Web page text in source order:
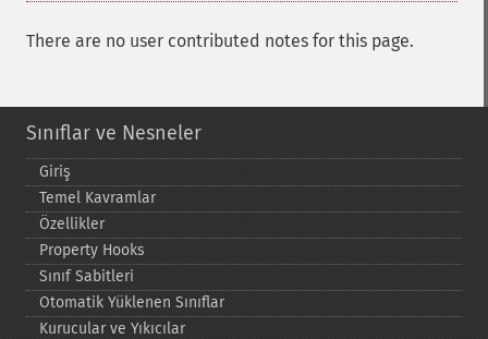
There are no user contributed notes for this page.
Sınıflar ve Nesneler
Giriş
Temel Kavramlar
Özellikler
Property Hooks
Sınıf Sabitleri
Otomatik Yüklenen Sınıflar
Kurucular ve Yıkıcılar